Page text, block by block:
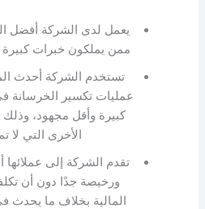
يعمل لدى الشركة أفضل
ممن يملكون خبرات
تستخدم الشركة أحدث
عمليات تكسير الخرسانة
كبيرة وأقل مجهود،
الأخرى التي لا
تقدم الشركة إلى عملائها
ورخيصة جدًا دون أن
المالية بخلاف ما يحدث